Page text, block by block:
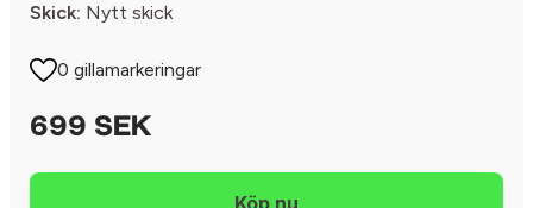
Skick: Nytt skick
0 gillamarkeringar
699 SEK